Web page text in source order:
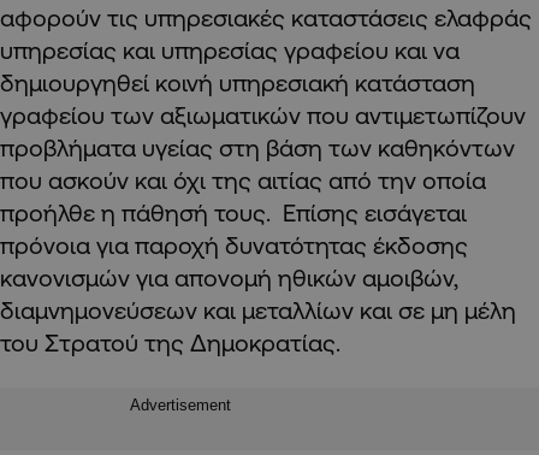
αφορούν τις υπηρεσιακές καταστάσεις ελαφράς
υπηρεσίας και υπηρεσίας γραφείου και να
δημιουργηθεί κοινή υπηρεσιακή κατάσταση
γραφείου των αξιωματικών που αντιμετωπίζουν
προβλήματα υγείας στη βάση των καθηκόντων
που ασκούν και όχι της αιτίας από την οποία
προήλθε η πάθησή τους. Επίσης εισάγεται
πρόνοια για παροχή δυνατότητας έκδοσης
κανονισμών για απονομή ηθικών αμοιβών,
διαμνημονεύσεων και μεταλλίων και σε μη μέλη
του Στρατού της Δημοκρατίας.
Advertisement